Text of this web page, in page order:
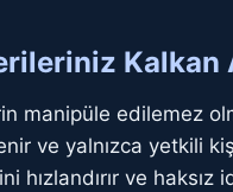
Kalkan
manipüle edilemez
ve yalnızca yetkili
ve haksız